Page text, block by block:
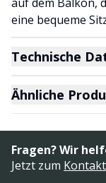
eine bequeme
Technische
Ähnliche
Fragen? Wir
Jetzt zum